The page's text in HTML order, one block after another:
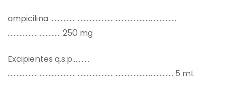
ampicilina ………………………………………………………………………..
…………………………….. 250 mg
Excipientes q.s.p.……….
…………………………………………………………………………………………….… 5 mL